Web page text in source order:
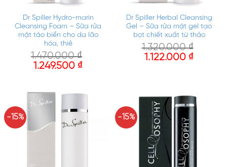
Dr Spiller Hydro-marin
Cleansing Foam – Sữa rửa
mặt tảo biển cho da lão
hóa, thiê
1.470.000₫
1.249.500 ₫
Dr Spiller Herbal Cleansing
Gel – Sữa rửa mặt gel tạo
bọt chiết xuất từ thảo
1.320.000₫
1.122.000 ₫
-15% -15%